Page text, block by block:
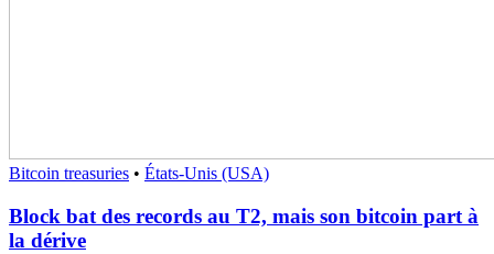
Bitcoin treasuries • États-Unis (USA)
Block bat des records au T2, mais son bitcoin part à
la dérive